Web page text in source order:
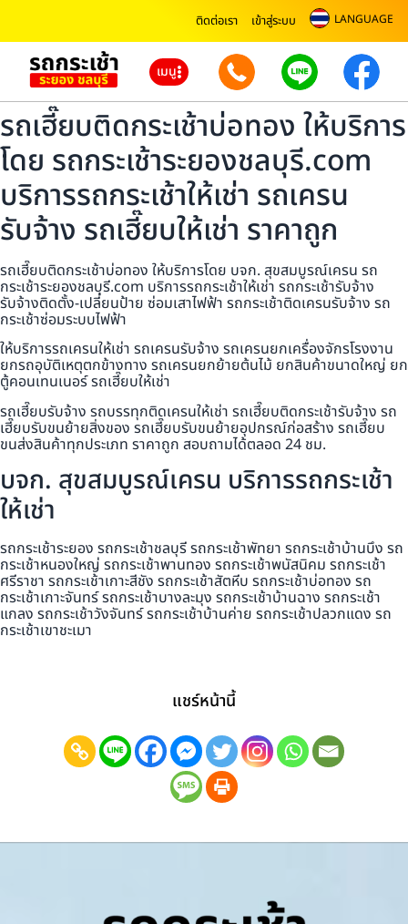
ติดต่อเรา เข้าสู่ระบบ LANGUAGE
เมนู
รถเฮี๊ยบติดกระเช้าบ่อทอง ให้บริการ
โดย รถกระเช้าระยองชลบุรี.com
บริการรถกระเช้าให้เช่า รถเครน
รับจ้าง รถเฮี๊ยบให้เช่า ราคาถูก
รถเฮี๊ยบติดกระเช้าบ่อทอง ให้บริการโดย บจก. สุขสมบูรณ์เครน รถ
กระเช้าระยองชลบุรี.com บริการรถกระเช้าให้เช่า รถกระเช้ารับจ้าง
รับจ้างติดตั้ง-เปลี่ยนป้าย ซ่อมเสาไฟฟ้า รถกระเช้าติดเครนรับจ้าง รถ
กระเช้าซ่อมระบบไฟฟ้า
ให้บริการรถเครนให้เช่า รถเครนรับจ้าง รถเครนยกเครื่องจักรโรงงาน
ยกรถอุบัติเหตุตกข้างทาง รถเครนยกย้ายต้นไม้ ยกสินค้าขนาดใหญ่ ยก
ตู้คอนเทนเนอร์ รถเฮี๊ยบให้เช่า
รถเฮี๊ยบรับจ้าง รถบรรทุกติดเครนให้เช่า รถเฮี๊ยบติดกระเช้ารับจ้าง รถ
เฮี๊ยบรับขนย้ายสิ่งของ รถเฮี๊ยบรับขนย้ายอุปกรณ์ก่อสร้าง รถเฮี๊ยบ
ขนส่งสินค้าทุกประเภท ราคาถูก สอบถามได้ตลอด 24 ชม.
บจก. สุขสมบูรณ์เครน บริการรถกระเช้า
ให้เช่า
รถกระเช้าระยอง รถกระเช้าชลบุรี รถกระเช้าพัทยา รถกระเช้าบ้านบึง รถ
กระเช้าหนองใหญ่ รถกระเช้าพานทอง รถกระเช้าพนัสนิคม รถกระเช้า
ศรีราชา รถกระเช้าเกาะสีชัง รถกระเช้าสัตหีบ รถกระเช้าบ่อทอง รถ
กระเช้าเกาะจันทร์ รถกระเช้าบางละมุง รถกระเช้าบ้านฉาง รถกระเช้า
แกลง รถกระเช้าวังจันทร์ รถกระเช้าบ้านค่าย รถกระเช้าปลวกแดง รถ
กระเช้าเขาชะเมา
แชร์หน้านี้